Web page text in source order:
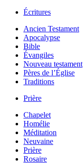
Écritures
Ancien Testament
Apocalypse
Bible
Évangiles
Nouveau testament
Pères de l’Église
Traditions
Prière
Chapelet
Homélie
Méditation
Neuvaine
Prière
Rosaire